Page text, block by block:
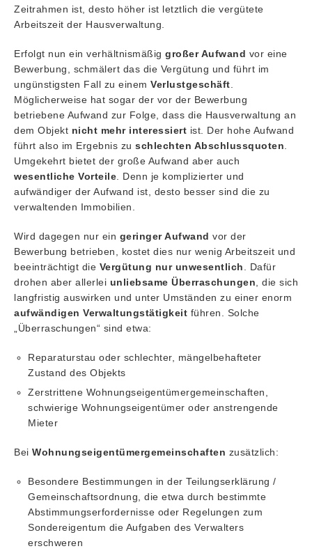
Zeitrahmen ist, desto höher ist letztlich die vergütete
Arbeitszeit der Hausverwaltung.
Erfolgt nun ein verhältnismäßig großer Aufwand vor eine
Bewerbung, schmälert das die Vergütung und führt im
ungünstigsten Fall zu einem Verlustgeschäft
Möglicherweise hat sogar der vor der Bewerbung
betriebene Aufwand zur Folge, dass die Hausverwaltung an
dem Objekt nicht mehr interessiert ist. Der hohe Aufwand
führt also im Ergebnis zu schlechten Abschlussquoten
Umgekehrt bietet der große Aufwand aber auch
wesentliche Vorteile . Denn je komplizierter und
aufwändiger der Aufwand ist, desto besser sind die zu
verwaltenden Immobilien.
Wird dagegen nur ein geringer Aufwand vor der
Bewerbung betrieben, kostet dies nur wenig Arbeitszeit und
beeinträchtigt die Vergütung nur unwesentlich . Dafür
drohen aber allerlei unliebsame Überraschungen , die sich
langfristig auswirken und unter Umständen zu einer enorm
aufwändigen Verwaltungstätigkeit führen. Solche
„Überraschungen“ sind etwa:
Reparaturstau oder schlechter, mängelbehafteter
Zustand des Objekts
Zerstrittene Wohnungseigentümergemeinschaften,
schwierige Wohnungseigentümer oder anstrengende
Mieter
Bei Wohnungseigentümergemeinschaften zusätzlich:
Besondere Bestimmungen in der Teilungserklärung /
Gemeinschaftsordnung, die etwa durch bestimmte
Abstimmungserfordernisse oder Regelungen zum
Sondereigentum die Aufgaben des Verwalters
erschweren